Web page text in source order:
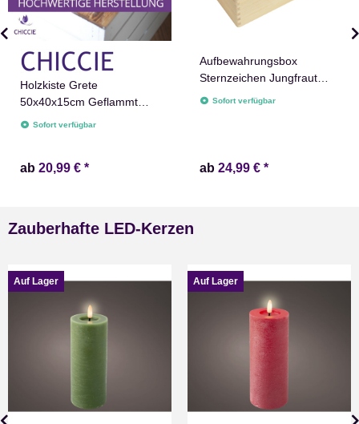
Holzkiste Grete
50x40x15cm Geflammt
Weiß Obstkiste Dekokiste
Sofort verfügbar
ab 20,99 € *
Aufbewahrungsbox
Sternzeichen Jungfraut
Name versch. Größen
Sofort verfügbar
ab 24,99 € *
Zauberhafte LED-Kerzen
Auf Lager Auf Lager